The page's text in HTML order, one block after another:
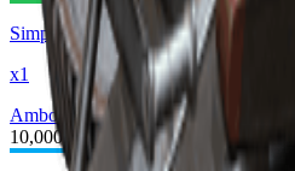
Simple våbendele
x1
Ambolt II
Ambolt III
10,000